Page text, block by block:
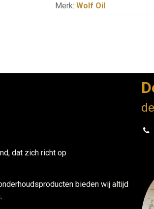
Merk: Wolf Oil
dat zich richt op
bieden wij altijd